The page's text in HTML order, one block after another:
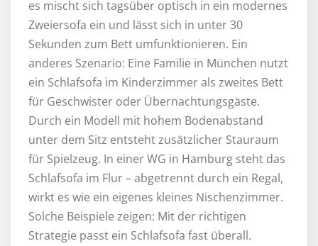
es mischt sich tagsüber optisch in ein modernes
Zweiersofa ein und lässt sich in unter 30
Sekunden zum Bett umfunktionieren. Ein
anderes Szenario: Eine Familie in München nutzt
ein Schlafsofa im Kinderzimmer als zweites Bett
für Geschwister oder Übernachtungsgäste.
Durch ein Modell mit hohem Bodenabstand
unter dem Sitz entsteht zusätzlicher Stauraum
für Spielzeug. In einer WG in Hamburg steht das
Schlafsofa im Flur – abgetrennt durch ein Regal,
wirkt es wie ein eigenes kleines Nischenzimmer.
Solche Beispiele zeigen: Mit der richtigen
Strategie passt ein Schlafsofa fast überall.